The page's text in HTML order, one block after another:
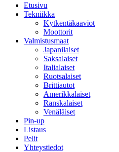
Etusivu
Tekniikka
Kytkentäkaaviot
Moottorit
Valmistusmaat
Japanilaiset
Saksalaiset
Italialaiset
Ruotsalaiset
Brittiautot
Amerikkalaiset
Ranskalaiset
Venäläiset
Pin-up
Listaus
Pelit
Yhteystiedot